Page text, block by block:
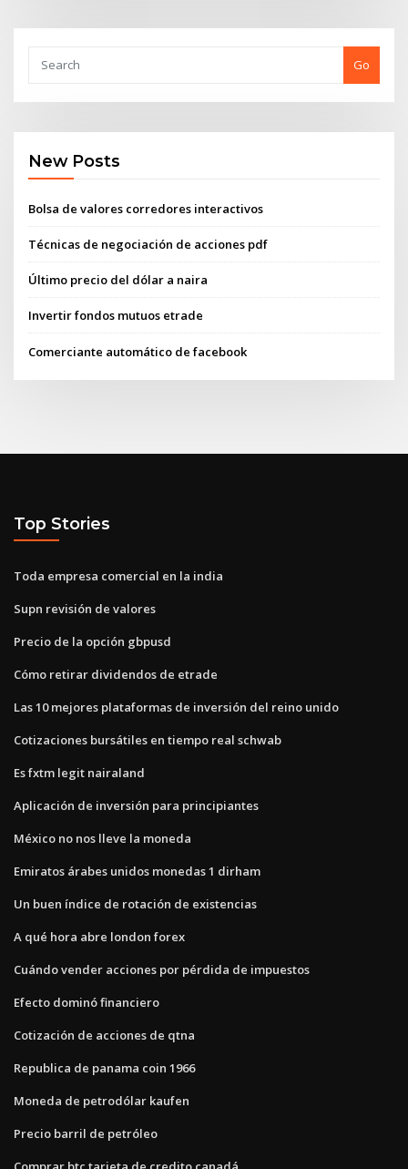
Go
New Posts
Bolsa de valores corredores interactivos
Técnicas de negociación de acciones pdf
Último precio del dólar a naira
Invertir fondos mutuos etrade
Comerciante automático de facebook
Top Stories
Toda empresa comercial en la india
Supn revisión de valores
Precio de la opción gbpusd
Cómo retirar dividendos de etrade
Las 10 mejores plataformas de inversión del reino unido
Cotizaciones bursátiles en tiempo real schwab
Es fxtm legit nairaland
Aplicación de inversión para principiantes
México no nos lleve la moneda
Emiratos árabes unidos monedas 1 dirham
Un buen índice de rotación de existencias
A qué hora abre london forex
Cuándo vender acciones por pérdida de impuestos
Efecto dominó financiero
Cotización de acciones de qtna
Republica de panama coin 1966
Moneda de petrodólar kaufen
Precio barril de petróleo